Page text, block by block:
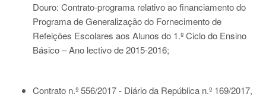
Douro: Contrato-programa relativo ao financiamento do
Programa de Generalização do Fornecimento de
Refeições Escolares aos Alunos do 1.º Ciclo do Ensino
Básico – Ano lectivo de 2015-2016;
Contrato n.º 556/2017 - Diário da República n.º 169/2017,